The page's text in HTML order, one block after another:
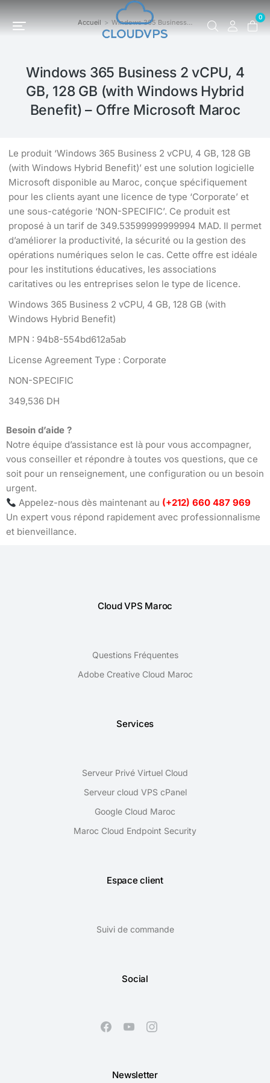
0
Vous êtes ici :Accueil Windows 365 Business…
Windows 365 Business 2 vCPU, 4
GB, 128 GB (with Windows Hybrid
Benefit) – Offre Microsoft Maroc
Le produit ‘Windows 365 Business 2 vCPU, 4 GB, 128 GB
(with Windows Hybrid Benefit)’ est une solution logicielle
Microsoft disponible au Maroc, conçue spécifiquement
pour les clients ayant une licence de type ‘Corporate’ et
une sous-catégorie ‘NON-SPECIFIC’. Ce produit est
proposé à un tarif de 349.53599999999994 MAD. Il permet
d’améliorer la productivité, la sécurité ou la gestion des
opérations numériques selon le cas. Cette offre est idéale
pour les institutions éducatives, les associations
caritatives ou les entreprises selon le type de licence.
Windows 365 Business 2 vCPU, 4 GB, 128 GB (with
Windows Hybrid Benefit)
MPN : 94b8-554bd612a5ab
License Agreement Type : Corporate
NON-SPECIFIC
349,536 DH
Besoin d’aide ?
Notre équipe d’assistance est là pour vous accompagner,
vous conseiller et répondre à toutes vos questions, que ce
soit pour un renseignement, une configuration ou un besoin
urgent.
Appelez-nous dès maintenant au (+212) 660 487 969
Un expert vous répond rapidement avec professionnalisme
et bienveillance.
Cloud VPS Maroc
Questions Fréquentes
Adobe Creative Cloud Maroc
Services
Serveur Privé Virtuel Cloud
Serveur cloud VPS cPanel
Google Cloud Maroc
Maroc Cloud Endpoint Security
Espace client
Suivi de commande
Social
Newsletter